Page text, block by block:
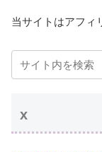
当サイトはアフィ
x